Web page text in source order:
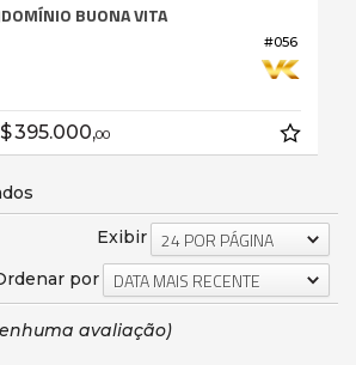
#056
BUONA VITA
395.000,00
Exibir 24 POR PÁGINA
por DATA MAIS RECENTE
avaliação)